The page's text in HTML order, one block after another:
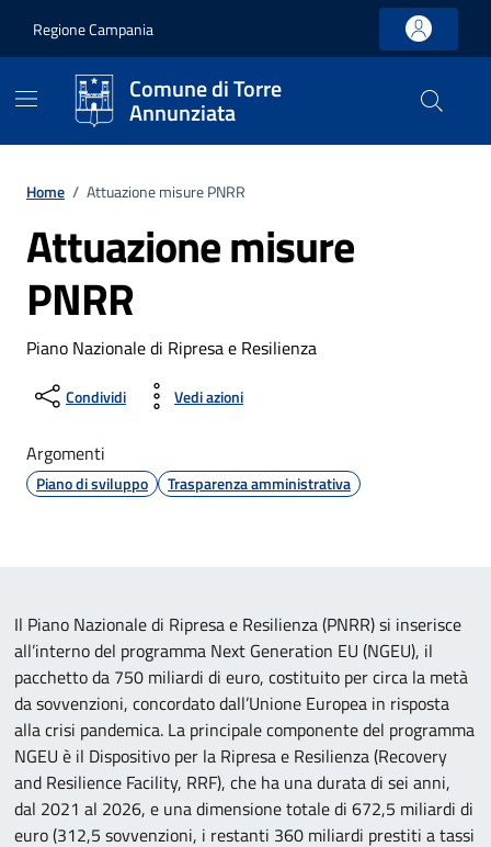
Regione Campania
Comune di Torre
Annunziata
Home / Attuazione misure PNRR
Attuazione misure
PNRR
Piano Nazionale di Ripresa e Resilienza
Condividi Vedi azioni
Argomenti
Piano di sviluppo Trasparenza amministrativa
Il Piano Nazionale di Ripresa e Resilienza (PNRR) si inserisce
all’interno del programma Next Generation EU (NGEU), il
pacchetto da 750 miliardi di euro, costituito per circa la metà
da sovvenzioni, concordato dall’Unione Europea in risposta
alla crisi pandemica. La principale componente del programma
NGEU è il Dispositivo per la Ripresa e Resilienza (Recovery
and Resilience Facility, RRF), che ha una durata di sei anni,
dal 2021 al 2026, e una dimensione totale di 672,5 miliardi di
euro (312,5 sovvenzioni, i restanti 360 miliardi prestiti a tassi